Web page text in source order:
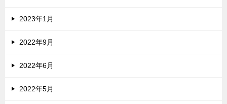
2023年1月
2022年9月
2022年6月
2022年5月